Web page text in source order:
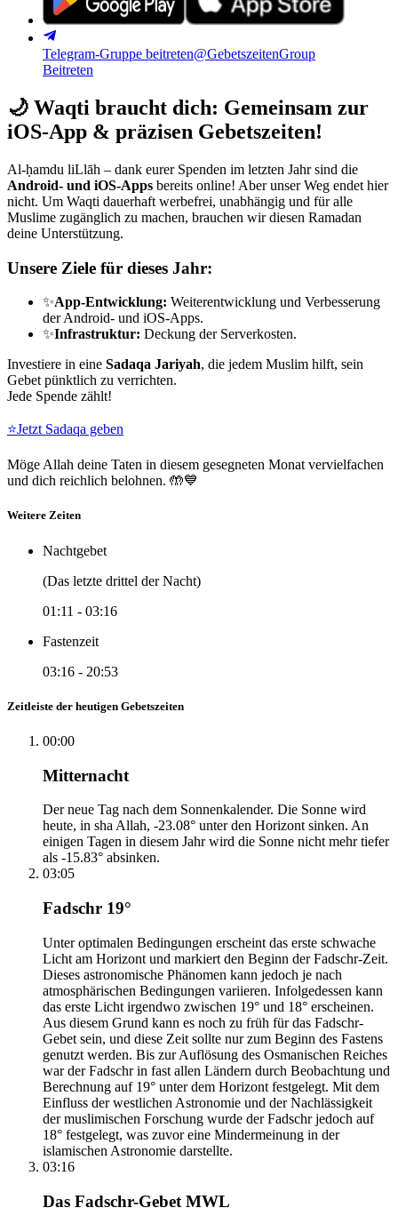
Telegram-Gruppe beitreten@GebetszeitenGroup
Beitreten
🌙 Waqti braucht dich: Gemeinsam zur
iOS-App & präzisen Gebetszeiten!
Al-ḥamdu liLlāh – dank eurer Spenden im letzten Jahr sind die
Android- und iOS-Apps bereits online! Aber unser Weg endet hier
nicht. Um Waqti dauerhaft werbefrei, unabhängig und für alle
Muslime zugänglich zu machen, brauchen wir diesen Ramadan
deine Unterstützung.
Unsere Ziele für dieses Jahr:
✨App-Entwicklung: Weiterentwicklung und Verbesserung
der Android- und iOS-Apps.
✨Infrastruktur: Deckung der Serverkosten.
Investiere in eine Sadaqa Jariyah, die jedem Muslim hilft, sein
Gebet pünktlich zu verrichten.
Jede Spende zählt!
⭐Jetzt Sadaqa geben
Möge Allah deine Taten in diesem gesegneten Monat vervielfachen
und dich reichlich belohnen. 🤲💙
Weitere Zeiten
Nachtgebet
(Das letzte drittel der Nacht)
01:11 - 03:16
Fastenzeit
03:16 - 20:53
Zeitleiste der heutigen Gebetszeiten
00:00
Mitternacht
Der neue Tag nach dem Sonnenkalender. Die Sonne wird
heute, in sha Allah, -23.08° unter den Horizont sinken. An
einigen Tagen in diesem Jahr wird die Sonne nicht mehr tiefer
als -15.83° absinken.
03:05
Fadschr 19°
Unter optimalen Bedingungen erscheint das erste schwache
Licht am Horizont und markiert den Beginn der Fadschr-Zeit.
Dieses astronomische Phänomen kann jedoch je nach
atmosphärischen Bedingungen variieren. Infolgedessen kann
das erste Licht irgendwo zwischen 19° und 18° erscheinen.
Aus diesem Grund kann es noch zu früh für das Fadschr-
Gebet sein, und diese Zeit sollte nur zum Beginn des Fastens
genutzt werden. Bis zur Auflösung des Osmanischen Reiches
war der Fadschr in fast allen Ländern durch Beobachtung und
Berechnung auf 19° unter dem Horizont festgelegt. Mit dem
Einfluss der westlichen Astronomie und der Nachlässigkeit
der muslimischen Forschung wurde der Fadschr jedoch auf
18° festgelegt, was zuvor eine Mindermeinung in der
islamischen Astronomie darstellte.
03:16
Das Fadschr-Gebet MWL